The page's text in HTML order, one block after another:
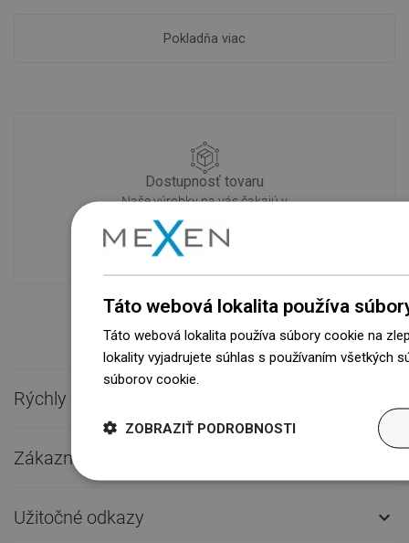
Pokladňa viac
Dostupnosť tovaru
Naše výrobky na vás čakajú v
modernom sklade.Vždy pripravený na
prepravu!
Rýchly kontakt
Zákaznícky servis
Užitočné odkazy 
Táto webová lokalita používa
Táto webová lokalita používa súbory cookie na
lokality vyjadrujete súhlas s používaním všetkých
súborov cookie.
ZOBRAZIŤ PODROBNOSTI